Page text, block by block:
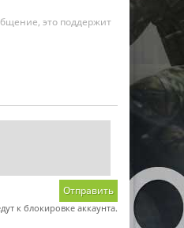
это поддержит
Отправить
к блокировке аккаунта.